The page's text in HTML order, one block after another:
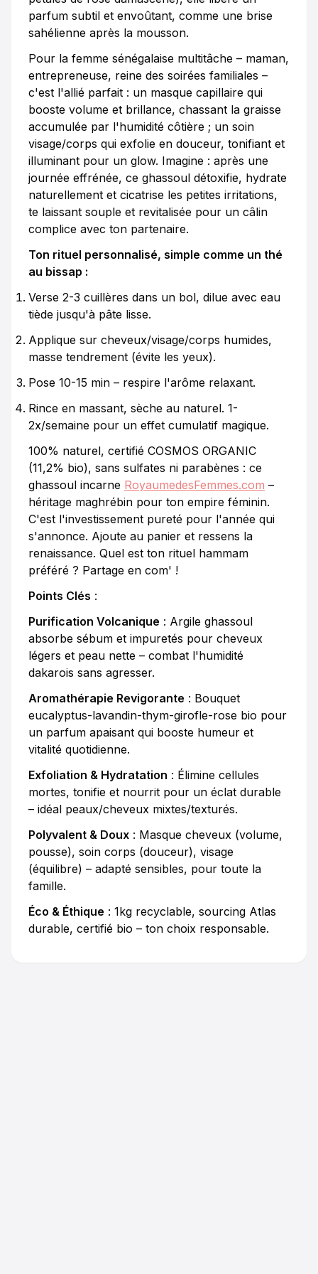
parfum subtil et envoûtant, comme une brise
sahélienne après la mousson.
Pour la femme sénégalaise multitâche – maman,
entrepreneuse, reine des soirées familiales –
c'est l'allié parfait : un masque capillaire qui
booste volume et brillance, chassant la graisse
accumulée par l'humidité côtière ; un soin
visage/corps qui exfolie en douceur, tonifiant et
illuminant pour un glow. Imagine : après une
journée effrénée, ce ghassoul détoxifie, hydrate
naturellement et cicatrise les petites irritations,
te laissant souple et revitalisée pour un câlin
complice avec ton partenaire.
Ton rituel personnalisé, simple comme un thé
au bissap :
Verse 2-3 cuillères dans un bol, dilue avec eau
tiède jusqu'à pâte lisse.
Applique sur cheveux/visage/corps humides,
masse tendrement (évite les yeux).
Pose 10-15 min – respire l'arôme relaxant.
Rince en massant, sèche au naturel. 1-
2x/semaine pour un effet cumulatif magique.
100% naturel, certifié COSMOS ORGANIC
(11,2% bio), sans sulfates ni parabènes : ce
ghassoul incarne RoyaumedesFemmes.com –
héritage maghrébin pour ton empire féminin.
C'est l'investissement pureté pour l'année qui
s'annonce. Ajoute au panier et ressens la
renaissance. Quel est ton rituel hammam
préféré ? Partage en com' !
Points Clés :
Purification Volcanique : Argile ghassoul
absorbe sébum et impuretés pour cheveux
légers et peau nette – combat l'humidité
dakarois sans agresser.
Aromathérapie Revigorante : Bouquet
eucalyptus-lavandin-thym-girofle-rose bio pour
un parfum apaisant qui booste humeur et
vitalité quotidienne.
Exfoliation & Hydratation : Élimine cellules
mortes, tonifie et nourrit pour un éclat durable
– idéal peaux/cheveux mixtes/texturés.
Polyvalent & Doux : Masque cheveux (volume,
pousse), soin corps (douceur), visage
(équilibre) – adapté sensibles, pour toute la
famille.
Éco & Éthique : 1kg recyclable, sourcing Atlas
durable, certifié bio – ton choix responsable.